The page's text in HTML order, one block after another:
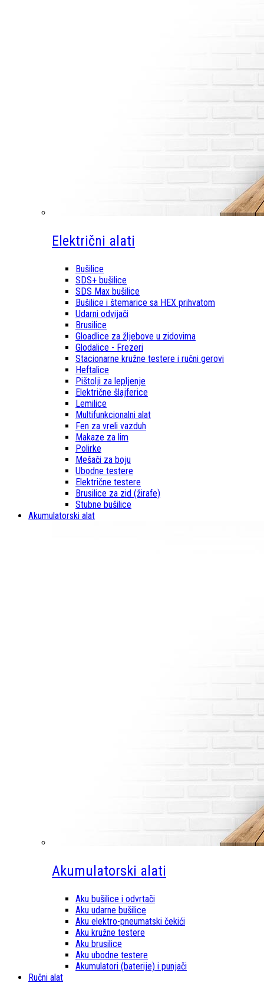
Električni alati
Bušilice
SDS+ bušilice
SDS Max bušilice
Bušilice i štemarice sa HEX prihvatom
Udarni odvijači
Brusilice
Gloadlice za žljebove u zidovima
Glodalice - Frezeri
Stacionarne kružne testere i ručni gerovi
Heftalice
Pištolji za lepljenje
Električne šlajferice
Lemilice
Multifunkcionalni alat
Fen za vreli vazduh
Makaze za lim
Polirke
Mešači za boju
Ubodne testere
Električne testere
Brusilice za zid (žirafe)
Stubne bušilice
Akumulatorski alat
Akumulatorski alati
Aku bušilice i odvrtači
Aku udarne bušilice
Aku elektro-pneumatski čekići
Aku kružne testere
Aku brusilice
Aku ubodne testere
Akumulatori (baterije) i punjači
Ručni alat